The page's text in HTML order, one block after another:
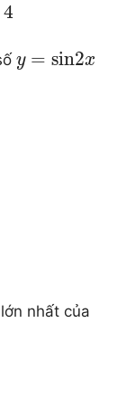
4
y = sin2x
nhất của